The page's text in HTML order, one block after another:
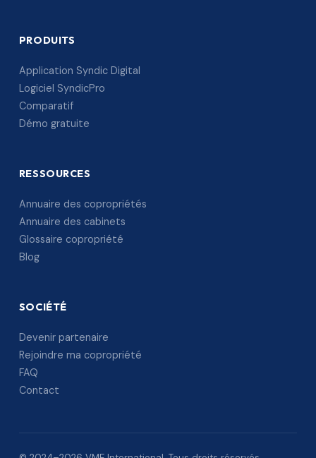
PRODUITS
Application Syndic Digital
Logiciel SyndicPro
Comparatif
Démo gratuite
RESSOURCES
Annuaire des copropriétés
Annuaire des cabinets
Glossaire copropriété
Blog
SOCIÉTÉ
Devenir partenaire
Rejoindre ma copropriété
FAQ
Contact